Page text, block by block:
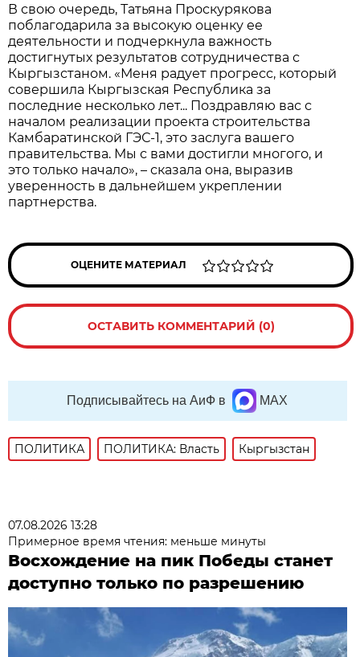
В свою очередь, Татьяна Проскурякова
поблагодарила за высокую оценку ее
деятельности и подчеркнула важность
достигнутых результатов сотрудничества с
Кыргызстаном. «Меня радует прогресс, который
совершила Кыргызская Республика за
последние несколько лет... Поздравляю вас с
началом реализации проекта строительства
Камбаратинской ГЭС-1, это заслуга вашего
правительства. Мы с вами достигли многого, и
это только начало», – сказала она, выразив
уверенность в дальнейшем укреплении
партнерства.
ОЦЕНИТЕ МАТЕРИАЛ
ОСТАВИТЬ КОММЕНТАРИЙ (0)
Подписывайтесь на АиФ в MAX
ПОЛИТИКА ПОЛИТИКА: Власть Кыргызстан
07.08.2026 13:28
Примерное время чтения: меньше минуты
Восхождение на пик Победы станет
доступно только по разрешению